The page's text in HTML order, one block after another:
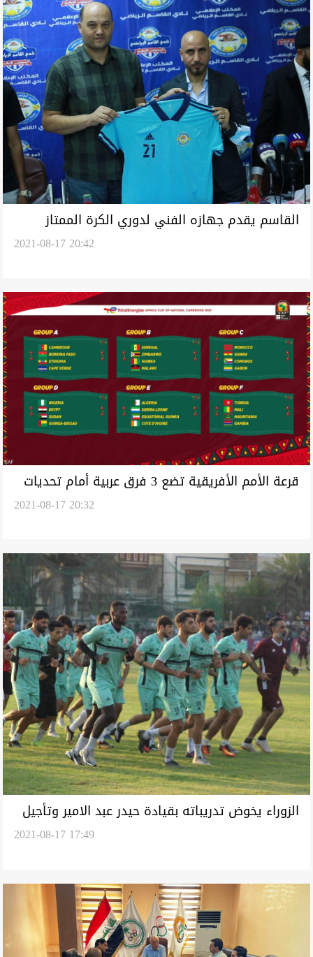
القاسم يقدم جهازه الفني لدوري الكرة الممتاز
2021-08-17 20:42
قرعة الأمم الأفريقية تضع 3 فرق عربية أمام تحديات
2021-08-17 20:32
الزوراء يخوض تدريباته بقيادة حيدر عبد الامير وتأجيل
2021-08-17 17:49